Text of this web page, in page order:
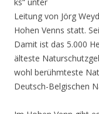
Leitung von Jörg
Hohen Venns statt.
Damit ist das 5.000
älteste
wohl berühmteste
Deutsch-Belgischen